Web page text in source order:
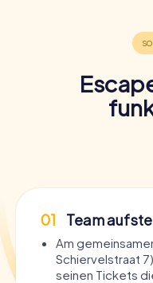
01 Team
Am
Schiervelstraat
seinen Tickets